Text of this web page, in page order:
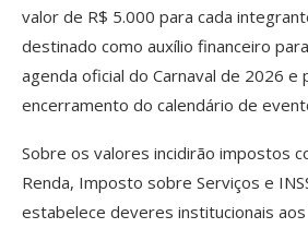
valor de R$ 5.000 para cada
destinado como auxílio financeiro
agenda oficial do Carnaval de 2026 e
encerramento do calendário de
Sobre os valores incidirão impostos
Renda, Imposto sobre Serviços e
estabelece deveres institucionais